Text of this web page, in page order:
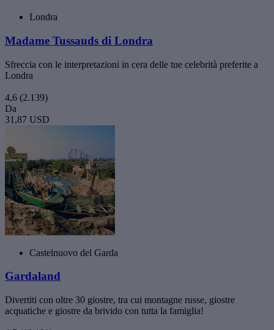
Londra
Madame Tussauds di Londra
Sfreccia con le interpretazioni in cera delle tue celebrità preferite a
Londra
4,6 (2.139)
Da
31,87 USD
Castelnuovo del Garda
Gardaland
Divertiti con oltre 30 giostre, tra cui montagne russe, giostre
acquatiche e giostre da brivido con tutta la famiglia!